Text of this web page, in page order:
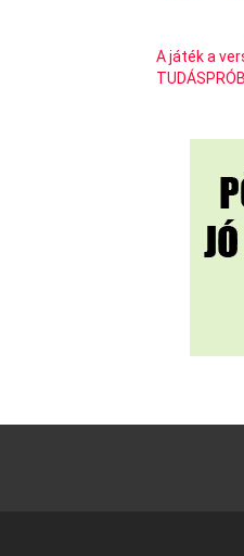
A játék a